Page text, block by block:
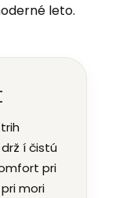
leto.
í čistú
pri
mori